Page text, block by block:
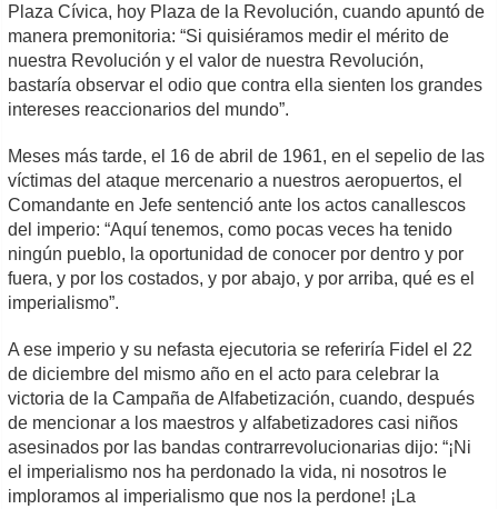
Plaza Cívica, hoy Plaza de la Revolución, cuando apuntó de
manera premonitoria: “Si quisiéramos medir el mérito de
nuestra Revolución y el valor de nuestra Revolución,
bastaría observar el odio que contra ella sienten los grandes
intereses reaccionarios del mundo”.
Meses más tarde, el 16 de abril de 1961, en el sepelio de las
víctimas del ataque mercenario a nuestros aeropuertos, el
Comandante en Jefe sentenció ante los actos canallescos
del imperio: “Aquí tenemos, como pocas veces ha tenido
ningún pueblo, la oportunidad de conocer por dentro y por
fuera, y por los costados, y por abajo, y por arriba, qué es el
imperialismo”.
A ese imperio y su nefasta ejecutoria se referiría Fidel el 22
de diciembre del mismo año en el acto para celebrar la
victoria de la Campaña de Alfabetización, cuando, después
de mencionar a los maestros y alfabetizadores casi niños
asesinados por las bandas contrarrevolucionarias dijo: “¡Ni
el imperialismo nos ha perdonado la vida, ni nosotros le
imploramos al imperialismo que nos la perdone! ¡La